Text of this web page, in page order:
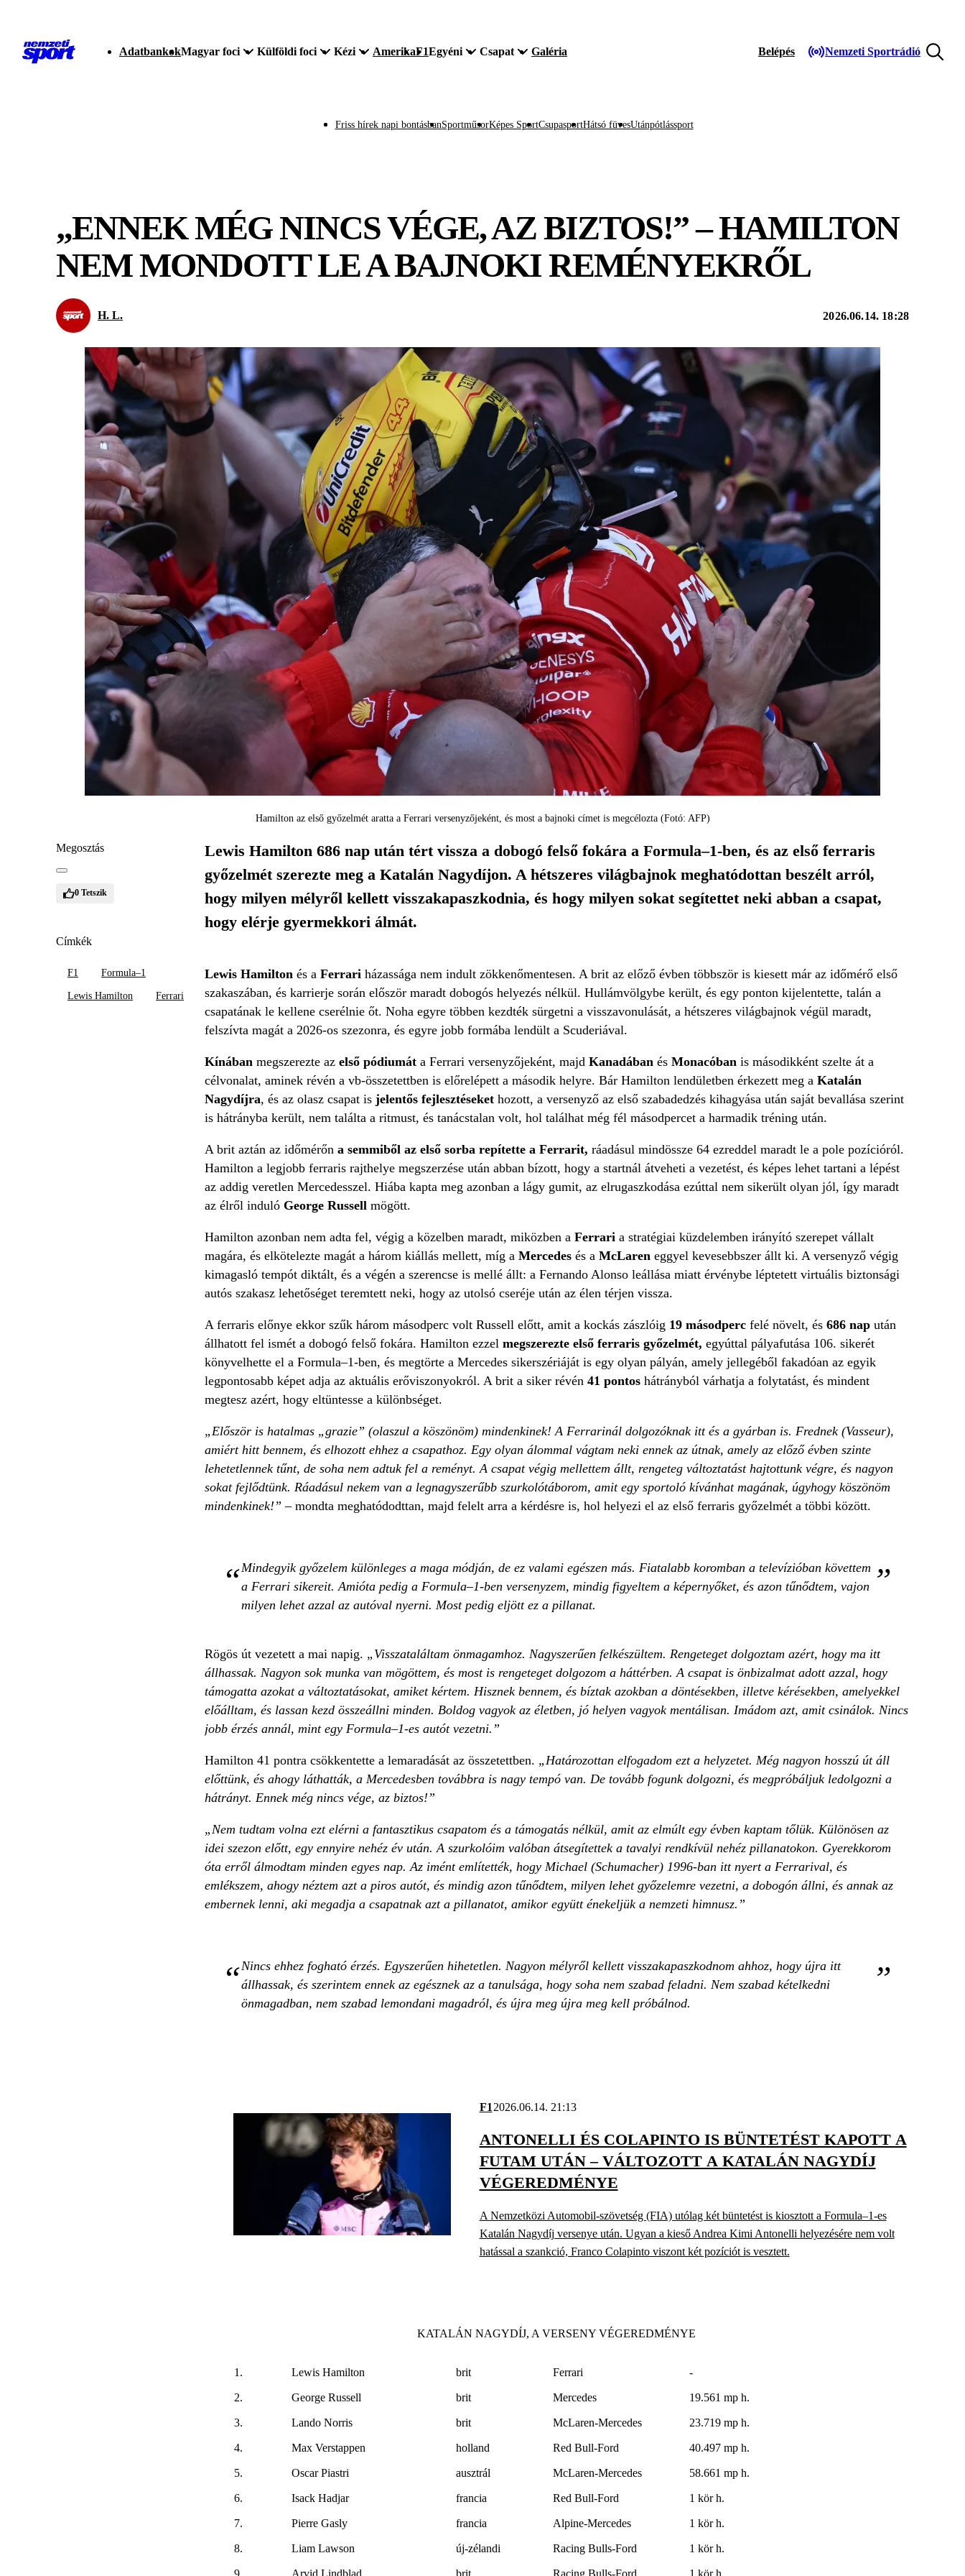
AdatbankokMagyar foci Külföldi foci Kézi AmerikaF1Egyéni Csapat Galéria Belépés Nemzeti Sportrádió
Friss hírek napi bontásbanSportműsorKépes SportCsupasportHátsó füvesUtánpótlássport
„ENNEK MÉG NINCS VÉGE, AZ BIZTOS!” – HAMILTON
NEM MONDOTT LE A BAJNOKI REMÉNYEKRŐL
H. L. 2026.06.14. 18:28
Hamilton az első győzelmét aratta a Ferrari versenyzőjeként, és most a bajnoki címet is megcélozta (Fotó: AFP)
Megosztás
0 Tetszik
Címkék
F1 Formula–1
Lewis Hamilton Ferrari
Lewis Hamilton 686 nap után tért vissza a dobogó felső fokára a Formula–1-ben, és az első ferraris
győzelmét szerezte meg a Katalán Nagydíjon. A hétszeres világbajnok meghatódottan beszélt arról,
hogy milyen mélyről kellett visszakapaszkodnia, és hogy milyen sokat segítettet neki abban a csapat,
hogy elérje gyermekkori álmát.
Lewis Hamilton és a Ferrari házassága nem indult zökkenőmentesen. A brit az előző évben többször is kiesett már az időmérő első
szakaszában, és karrierje során először maradt dobogós helyezés nélkül. Hullámvölgybe került, és egy ponton kijelentette, talán a
csapatának le kellene cserélnie őt. Noha egyre többen kezdték sürgetni a visszavonulását, a hétszeres világbajnok végül maradt,
felszívta magát a 2026-os szezonra, és egyre jobb formába lendült a Scuderiával.
Kínában megszerezte az első pódiumáta Ferrari versenyzőjeként, majd Kanadában és Monacóban is másodikként szelte át a
célvonalat, aminek révén a vb-összetettben is előrelépett a második helyre. Bár Hamilton lendületben érkezett meg a Katalán
Nagydíjra, és az olasz csapat is jelentős fejlesztéseket hozott, a versenyző az első szabadedzés kihagyása után saját bevallása szerint
is hátrányba került, nem találta a ritmust, és tanácstalan volt, hol találhat még fél másodpercet a harmadik tréning után.
A brit aztán az időmérőn a semmiből az első sorba repítette a Ferrarit, ráadásul mindössze 64 ezreddel maradt le a pole pozícióról.
Hamilton a legjobb ferraris rajthelye megszerzése után abban bízott, hogy a startnál átveheti a vezetést, és képes lehet tartani a lépést
az addig veretlen Mercedesszel. Hiába kapta meg azonban a lágy gumit, az elrugaszkodása ezúttal nem sikerült olyan jól, így maradt
az élről induló George Russell mögött.
Hamilton azonban nem adta fel, végig a közelben maradt, miközben a Ferrari a stratégiai küzdelemben irányító szerepet vállalt
magára, és elkötelezte magát a három kiállás mellett, míg a Mercedes és a McLaren eggyel kevesebbszer állt ki. A versenyző végig
kimagasló tempót diktált, és a végén a szerencse is mellé állt: a Fernando Alonso leállása miatt érvénybe léptetett virtuális biztonsági
autós szakasz lehetőséget teremtett neki, hogy az utolsó cseréje után az élen térjen vissza.
A ferraris előnye ekkor szűk három másodperc volt Russell előtt, amit a kockás zászlóig 19 másodpercfelé növelt, és686 napután
állhatott fel ismét a dobogó felső fokára. Hamilton ezzel megszerezte első ferraris győzelmét, egyúttal pályafutása 106. sikerét
könyvelhette el a Formula–1-ben, és megtörte a Mercedes sikerszériáját is egy olyan pályán, amely jellegéből fakadóan az egyik
legpontosabb képet adja az aktuális erőviszonyokról. A brit a siker révén 41 pontos hátrányból várhatja a folytatást, és mindent
megtesz azért, hogy eltüntesse a különbséget.
„Először is hatalmas „grazie” (olaszul a köszönöm) mindenkinek! A Ferrarinál dolgozóknak itt és a gyárban is. Frednek (Vasseur),
amiért hitt bennem, és elhozott ehhez a csapathoz. Egy olyan álommal vágtam neki ennek az útnak, amely az előző évben szinte
lehetetlennek tűnt, de soha nem adtuk fel a reményt. A csapat végig mellettem állt, rengeteg változtatást hajtottunk végre, és nagyon
sokat fejlődtünk. Ráadásul nekem van a legnagyszerűbb szurkolótáborom, amit egy sportoló kívánhat magának, úgyhogy köszönöm
mindenkinek!” – mondta meghatódodttan, majd felelt arra a kérdésre is, hol helyezi el az első ferraris győzelmét a többi között.
Mindegyik győzelem különleges a maga módján, de ez valami egészen más. Fiatalabb koromban a televízióban követtem
a Ferrari sikereit. Amióta pedig a Formula–1-ben versenyzem, mindig figyeltem a képernyőket, és azon tűnődtem, vajon
milyen lehet azzal az autóval nyerni. Most pedig eljött ez a pillanat.
Rögös út vezetett a mai napig. „Visszataláltam önmagamhoz. Nagyszerűen felkészültem. Rengeteget dolgoztam azért, hogy ma itt
állhassak. Nagyon sok munka van mögöttem, és most is rengeteget dolgozom a háttérben. A csapat is önbizalmat adott azzal, hogy
támogatta azokat a változtatásokat, amiket kértem. Hisznek bennem, és bíztak azokban a döntésekben, illetve kérésekben, amelyekkel
előálltam, és lassan kezd összeállni minden. Boldog vagyok az életben, jó helyen vagyok mentálisan. Imádom azt, amit csinálok. Nincs
jobb érzés annál, mint egy Formula–1-es autót vezetni.”
Hamilton 41 pontra csökkentette a lemaradását az összetettben. „Határozottan elfogadom ezt a helyzetet. Még nagyon hosszú út áll
előttünk, és ahogy láthatták, a Mercedesben továbbra is nagy tempó van. De tovább fogunk dolgozni, és megpróbáljuk ledolgozni a
hátrányt. Ennek még nincs vége, az biztos!”
„Nem tudtam volna ezt elérni a fantasztikus csapatom és a támogatás nélkül, amit az elmúlt egy évben kaptam tőlük. Különösen az
idei szezon előtt, egy ennyire nehéz év után. A szurkolóim valóban átsegítettek a tavalyi rendkívül nehéz pillanatokon. Gyerekkorom
óta erről álmodtam minden egyes nap. Az imént említették, hogy Michael (Schumacher) 1996-ban itt nyert a Ferrarival, és
emlékszem, ahogy néztem azt a piros autót, és mindig azon tűnődtem, milyen lehet győzelemre vezetni, a dobogón állni, és annak az
embernek lenni, aki megadja a csapatnak azt a pillanatot, amikor együtt énekeljük a nemzeti himnusz.”
Nincs ehhez fogható érzés. Egyszerűen hihetetlen. Nagyon mélyről kellett visszakapaszkodnom ahhoz, hogy újra itt
állhassak, és szerintem ennek az egésznek az a tanulsága, hogy soha nem szabad feladni. Nem szabad kételkedni
önmagadban, nem szabad lemondani magadról, és újra meg újra meg kell próbálnod.
F1 2026.06.14. 21:13
ANTONELLI ÉS COLAPINTO IS BÜNTETÉST KAPOTT A
FUTAM UTÁN – VÁLTOZOTT A KATALÁN NAGYDÍJ
VÉGEREDMÉNYE
A Nemzetközi Automobil-szövetség (FIA) utólag két büntetést is kiosztott a Formula–1-es
Katalán Nagydíj versenye után. Ugyan a kieső Andrea Kimi Antonelli helyezésére nem volt
hatással a szankció, Franco Colapinto viszont két pozíciót is vesztett.
KATALÁN NAGYDÍJ, A VERSENY VÉGEREDMÉNYE
1. Lewis Hamilton brit Ferrari -
2. George Russell brit Mercedes 19.561 mp h.
3. Lando Norris brit McLaren-Mercedes 23.719 mp h.
4. Max Verstappen holland Red Bull-Ford 40.497 mp h.
5. Oscar Piastri ausztrál McLaren-Mercedes 58.661 mp h.
6. Isack Hadjar francia Red Bull-Ford 1 kör h.
7. Pierre Gasly francia Alpine-Mercedes 1 kör h.
8. Liam Lawson új-zélandi Racing Bulls-Ford 1 kör h.
9. Arvid Lindblad brit Racing Bulls-Ford 1 kör h.